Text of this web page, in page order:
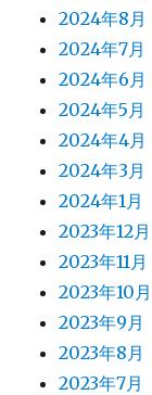
2024年8月
2024年7月
2024年6月
2024年5月
2024年4月
2024年3月
2024年1月
2023年12月
2023年11月
2023年10月
2023年9月
2023年8月
2023年7月